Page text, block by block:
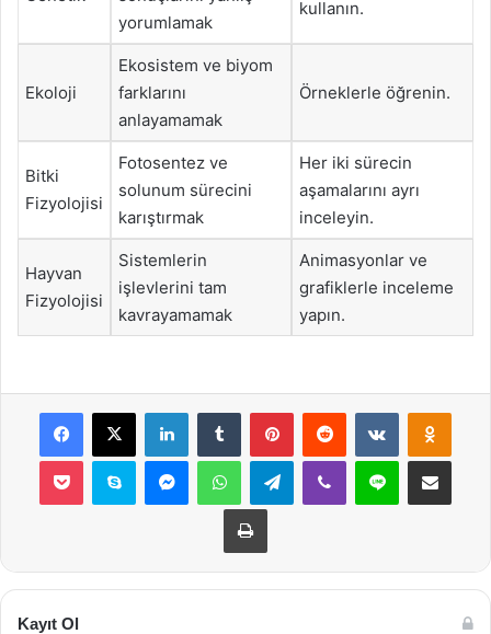
yorumlamak
kullanın.
Ekoloji
Ekosistem ve biyom
farklarını
anlayamamak
Örneklerle öğrenin.
Bitki
Fizyolojisi
Fotosentez ve
solunum sürecini
karıştırmak
Her iki sürecin
aşamalarını ayrı
inceleyin.
Hayvan
Fizyolojisi
Sistemlerin
işlevlerini tam
kavrayamamak
Animasyonlar ve
grafiklerle inceleme
yapın.
Facebook
X LinkedInTumblr PinterestReddit VKontakte
Pocket Skype MessengerWhatsAppTelegramViber Line E-Posta ile
Yazdır
Kayıt Ol